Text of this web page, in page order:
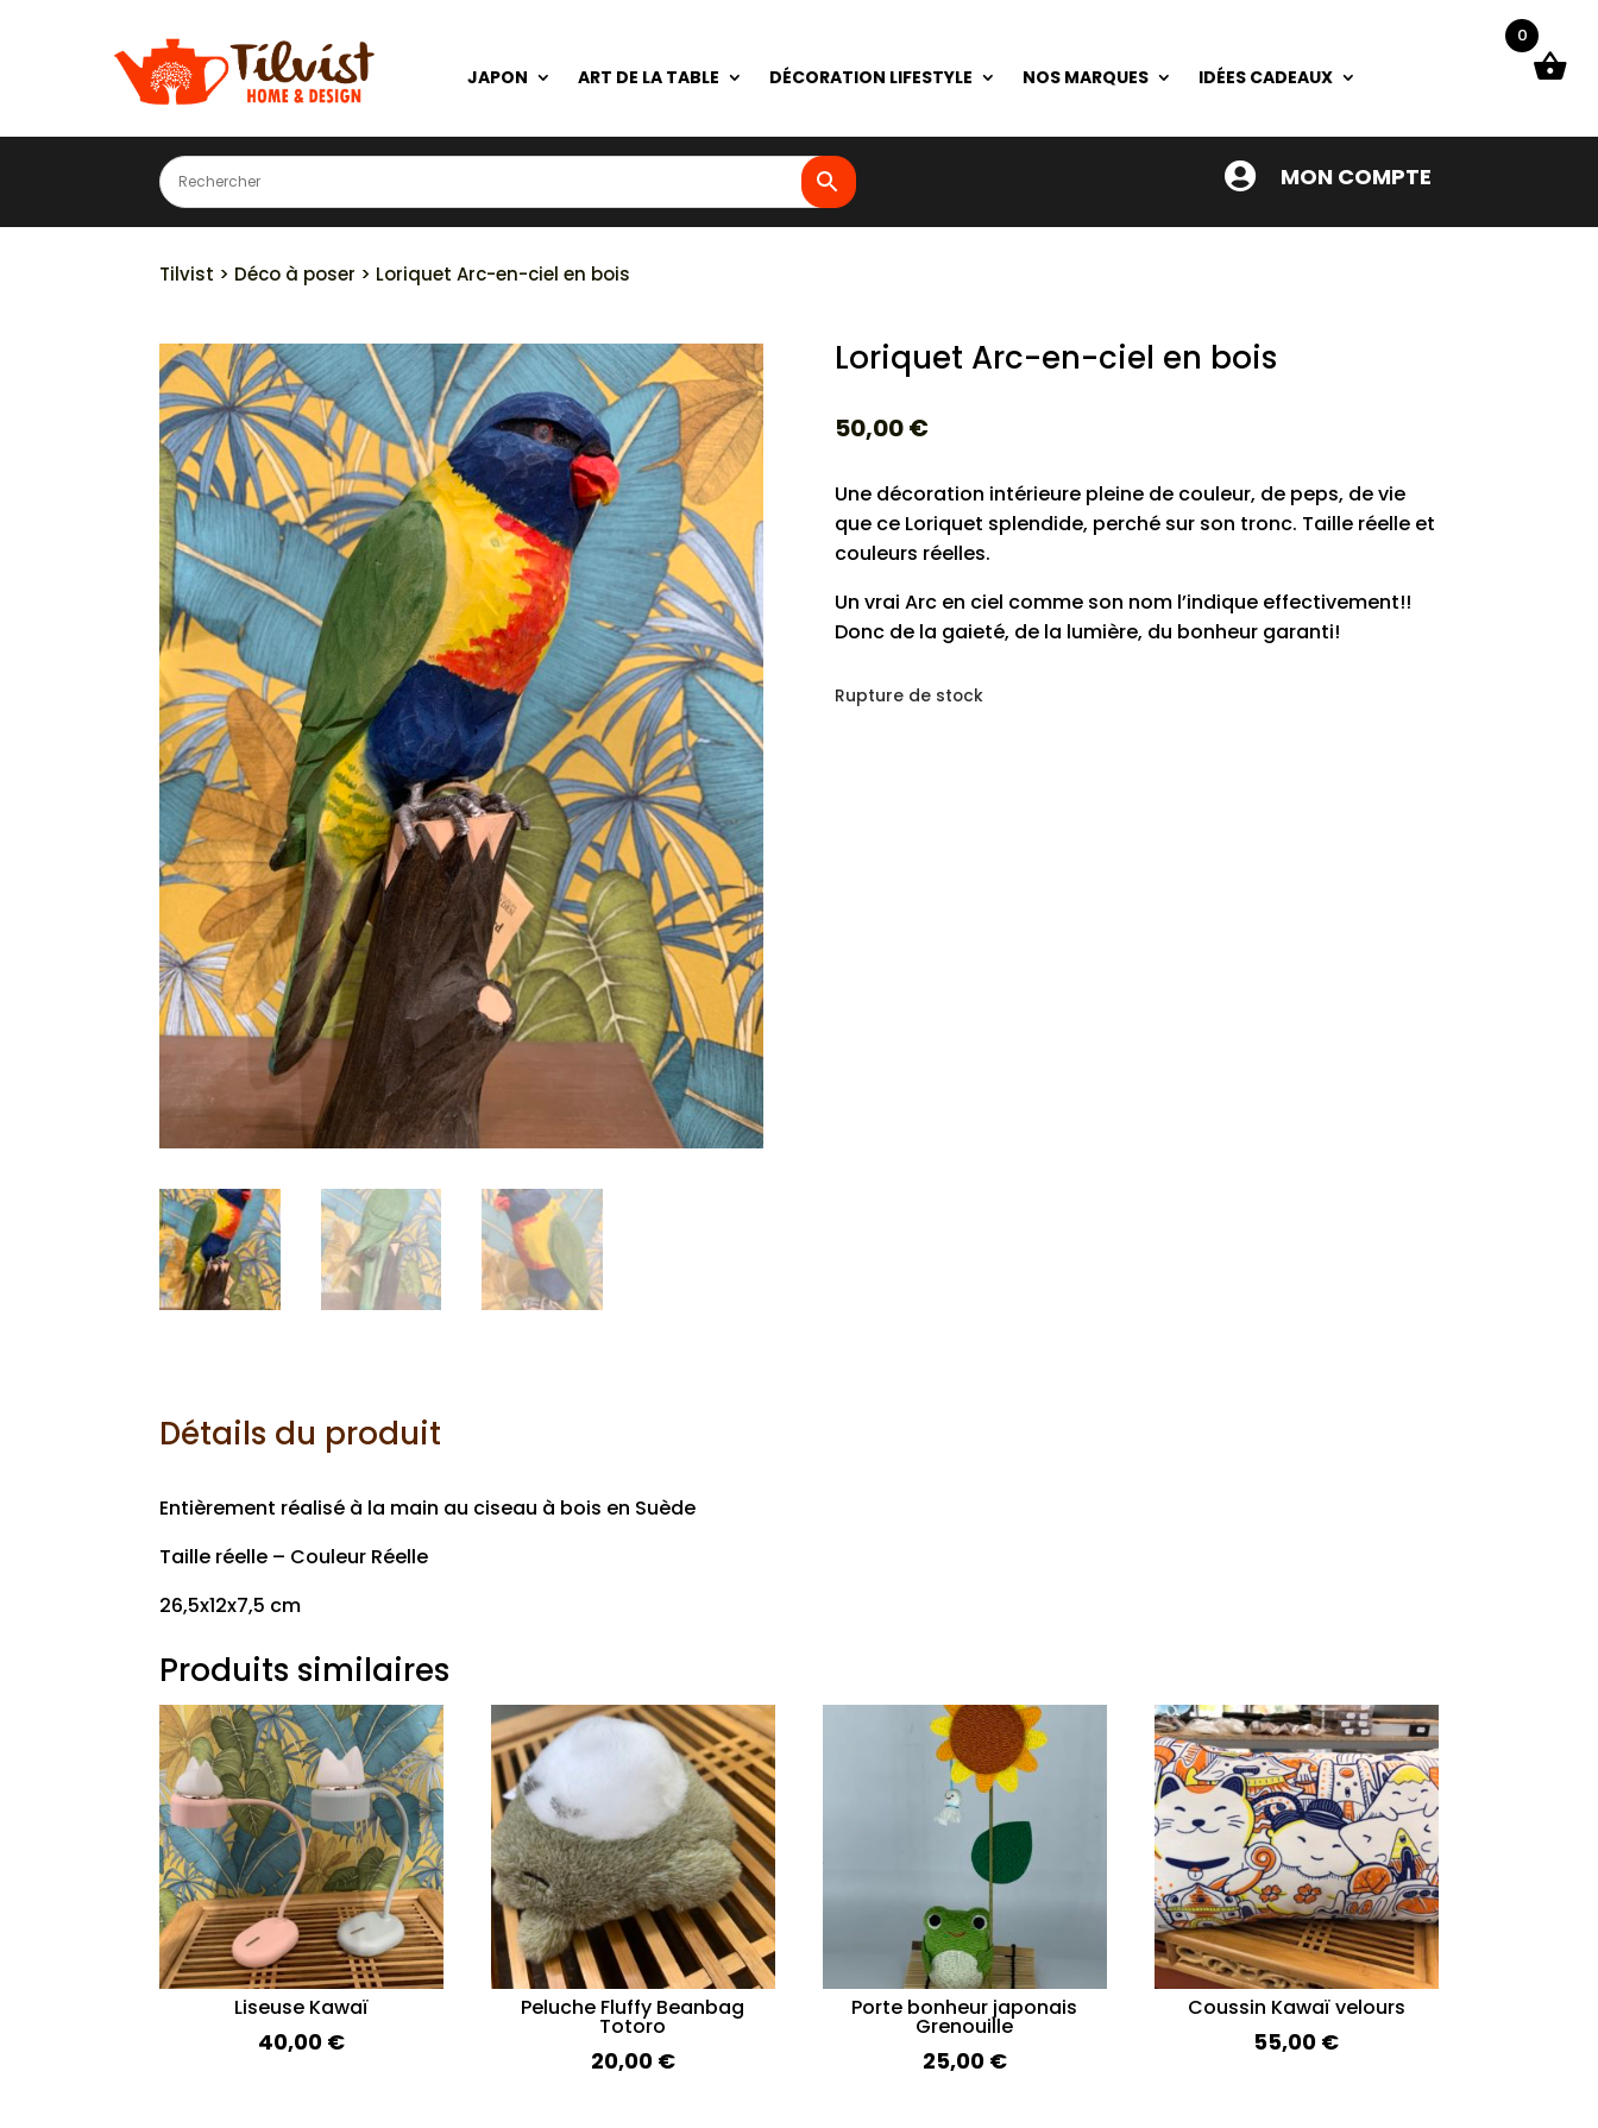
JAPON ART DE LA TABLE DÉCORATION LIFESTYLE NOS MARQUES IDÉES CADEAUX
 MON COMPTE
Tilvist > Déco à poser > Loriquet Arc-en-ciel en bois
Loriquet Arc-en-ciel en bois
50,00€
Une décoration intérieure pleine de couleur, de peps, de vie
que ce Loriquet splendide, perché sur son tronc. Taille réelle et
couleurs réelles.
Un vrai Arc en ciel comme son nom l’indique effectivement!!
Donc de la gaieté, de la lumière, du bonheur garanti!
Rupture de stock
Détails du produit
Entièrement réalisé à la main au ciseau à bois en Suède
Taille réelle – Couleur Réelle
26,5x12x7,5 cm
Produits similaires
Liseuse Kawaï
40,00 €
Peluche Fluffy Beanbag
Totoro
20,00 €
Porte bonheur japonais
Grenouille
25,00 €
Coussin Kawaï velours
55,00 €
0